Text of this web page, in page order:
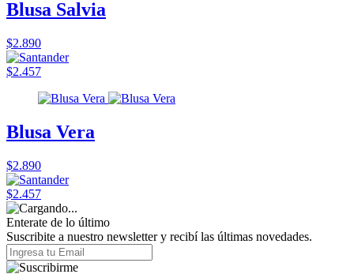
Blusa Salvia
$2.890
$2.457
Blusa Vera
$2.890
$2.457
Enterate de lo último
Suscribite a nuestro newsletter y recibí las últimas novedades.